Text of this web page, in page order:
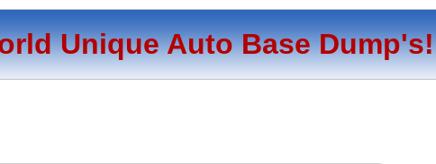
Unique Auto Base Dump's!